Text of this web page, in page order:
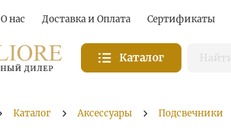
О нас Доставка и Оплата Сертификаты
Каталог
Каталог Аксессуары Подсвечники